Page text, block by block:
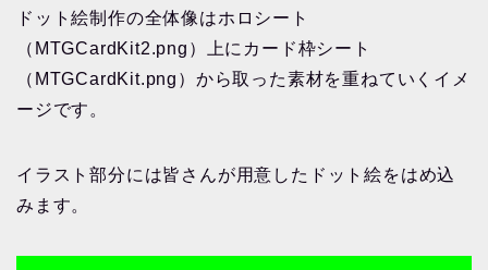
ドット絵制作の全体像はホロシート
（MTGCardKit2.png）上にカード枠シート
（MTGCardKit.png）から取った素材を重ねていくイメ
ージです。
イラスト部分には皆さんが用意したドット絵をはめ込
みます。